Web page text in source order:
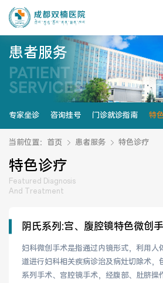
医院简介
设施设备
大事记
榜样力量
患者服务
PATIENT
SERVICES
专家坐诊 咨询挂号 门诊就诊指南 特
当前位置： 首页 患者服务 特色诊疗
特色诊疗
Featured Diagnosis
And Treatment
阴氏系列:宫、腹腔镜特色微创
妇科微创手术是指通过内镜形式，利用人
道进行妇科相关疾病诊治及病灶切除术，
系列手术、宫腔镜手术，经腹部、肚脐操